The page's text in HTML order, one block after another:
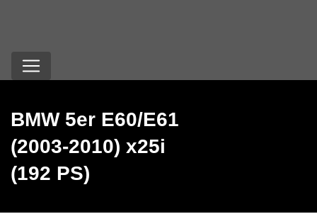
BMW 5er E60/E61
(2003-2010) x25i
(192 PS)